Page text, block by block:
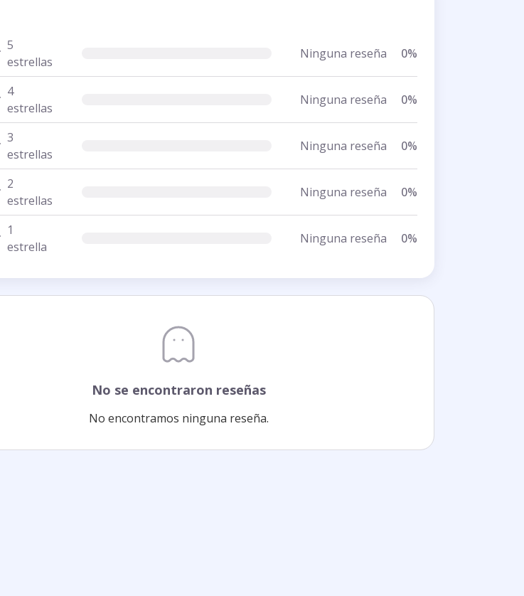
5
estrellas
Ninguna reseña 0%
4
estrellas
Ninguna reseña 0%
3
estrellas
Ninguna reseña 0%
2
estrellas
Ninguna reseña 0%
1
estrella
Ninguna reseña 0%
No se encontraron reseñas
No encontramos ninguna reseña.